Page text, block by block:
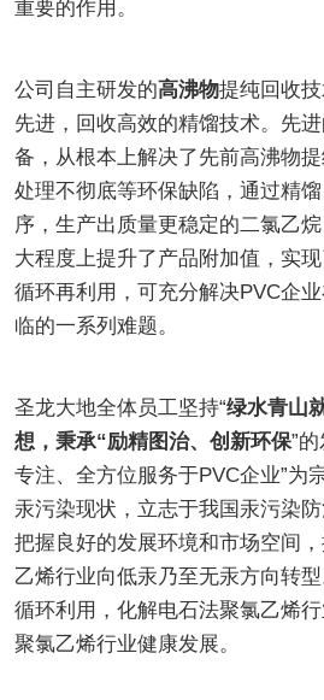
重要的作用。
公司自主研发的高沸物提纯回收
先进，回收高效的精馏技术。先
备，从根本上解决了先前高沸物
处理不彻底等环保缺陷，通过精
序，生产出质量更稳定的二氯乙
大程度上提升了产品附加值，实
循环再利用，可充分解决PVC企
临的一系列难题。
圣龙大地全体员工坚持“绿水青山
想，秉承“励精图治、创新环保”
专注、全方位服务于PVC企业”为
汞污染现状，立志于我国汞污染
把握良好的发展环境和市场空间
乙烯行业向低汞乃至无汞方向转
循环利用，化解电石法聚氯乙烯
聚氯乙烯行业健康发展。